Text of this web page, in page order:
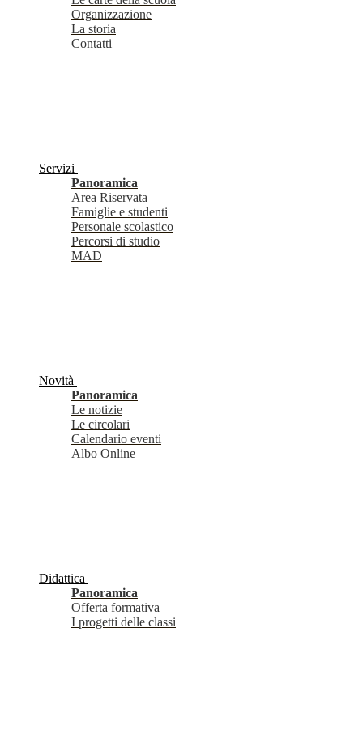
Organizzazione
La storia
Contatti
Servizi
Panoramica
Area Riservata
Famiglie e studenti
Personale scolastico
Percorsi di studio
MAD
Novità
Panoramica
Le notizie
Le circolari
Calendario eventi
Albo Online
Didattica
Panoramica
Offerta formativa
I progetti delle classi